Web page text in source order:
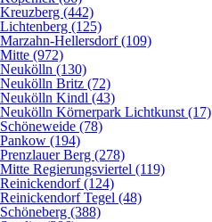
Kreuzberg (442)
Lichtenberg (125)
Marzahn-Hellersdorf (109)
Mitte (972)
Neukölln (130)
Neukölln Britz (72)
Neukölln Kindl (43)
Neukölln Körnerpark Lichtkunst (17)
Schöneweide (78)
Pankow (194)
Prenzlauer Berg (278)
Mitte Regierungsviertel (119)
Reinickendorf (124)
Reinickendorf Tegel (48)
Schöneberg (388)